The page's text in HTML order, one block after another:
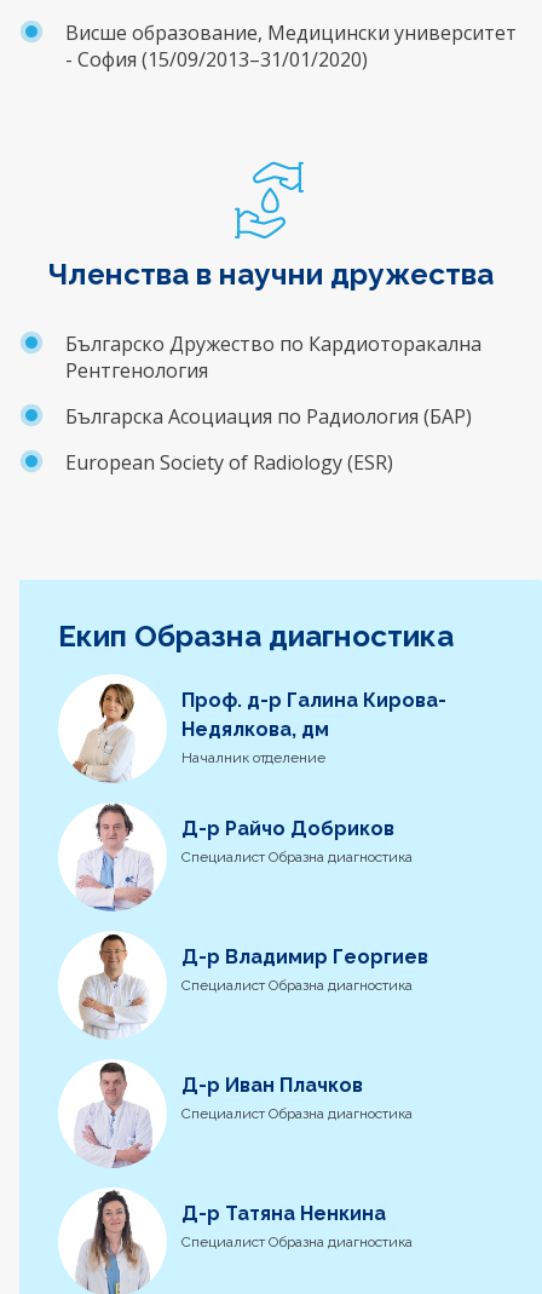
Висше образование, Медицински университет
- София (15/09/2013–31/01/2020)
Членства в научни дружества
Българско Дружество по Кардиоторакална
Рентгенология
Българска Асоциация по Радиология (БАР)
European Society of Radiology (ESR)
Екип Образна диагностика
Проф. д-р Галина Кирова-
Недялкова, дм
Началник отделение
Д-р Райчо Добриков
Специалист Образна диагностика
Д-р Владимир Георгиев
Специалист Образна диагностика
Д-р Иван Плачков
Специалист Образна диагностика
Д-р Татяна Ненкина
Специалист Образна диагностика